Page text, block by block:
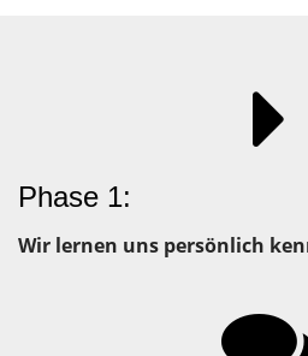
Phase 1:
Wir lernen uns persönlich